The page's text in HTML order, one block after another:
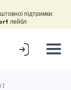
підтримки.
лейбл